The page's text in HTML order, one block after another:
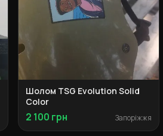
Шолом TSG Evolution Solid
Color
2 100 грн Запоріжжя